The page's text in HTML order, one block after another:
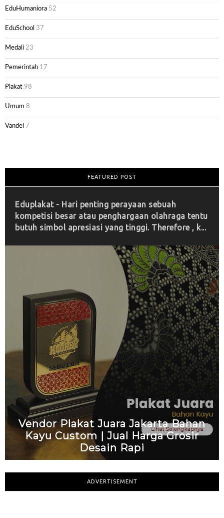
EduHumaniora 52
EduSchool 37
Medali 23
Pemerintah 17
Plakat 98
Umum 8
Vandel 7
FEATURED POST
Vendor Plakat Juara Jakarta Bahan
Kayu Custom | Jual Harga Grosir
Desain Rapi
Eduplakat - Hari penting perayaan sebuah
kompetisi besar atau penghargaan olahraga tentu
butuh simbol apresiasi yang tinggi. Therefore , k...
ADVERTISEMENT